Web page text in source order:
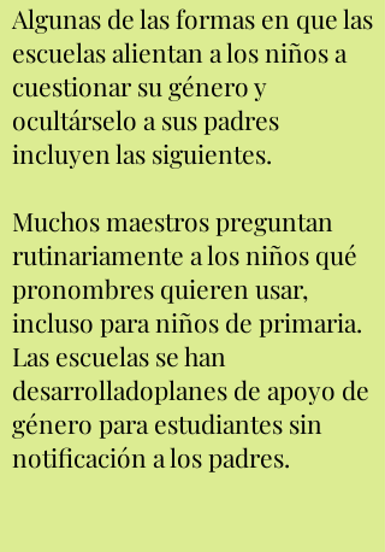
Algunas de las formas en que las
escuelas alientan a los niños a
cuestionar su género y
ocultárselo a sus padres
incluyen las siguientes.
Muchos maestros preguntan
rutinariamente a los niños qué
pronombres quieren usar,
incluso para niños de primaria.
Las escuelas se han
desarrolladoplanes de apoyo de
género para estudiantes sin
notificación a los padres.